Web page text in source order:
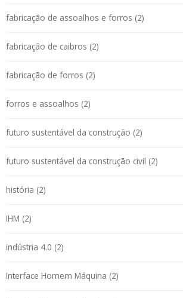
fabricação de assoalhos e forros (2)
fabricação de caibros (2)
fabricação de forros (2)
forros e assoalhos (2)
futuro sustentável da construção (2)
futuro sustentável da construção civil (2)
história (2)
IHM (2)
indústria 4.0 (2)
Interface Homem Máquina (2)